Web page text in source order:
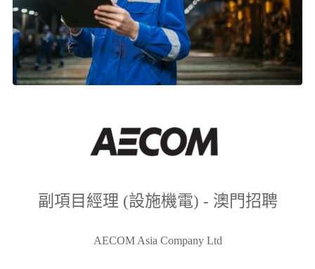
副項目經理 (設施機電) - 澳門招聘
AECOM Asia Company Ltd